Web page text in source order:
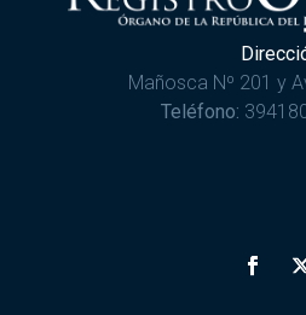
Mañosca Nº 201 y
Teléfono: